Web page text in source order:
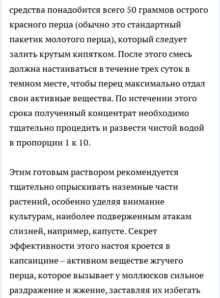
средства понадобится всего 50 граммов острого
красного перца (обычно это стандартный
пакетик молотого перца), который следует
залить крутым кипятком. После этого смесь
должна настаиваться в течение трех суток в
темном месте, чтобы перец максимально отдал
свои активные вещества. По истечении этого
срока полученный концентрат необходимо
тщательно процедить и развести чистой водой
в пропорции 1 к 10.
Этим готовым раствором рекомендуется
тщательно опрыскивать наземные части
растений, особенно уделяя внимание
культурам, наиболее подверженным атакам
слизней, например, капусте. Секрет
эффективности этого настоя кроется в
капсаицине – активном веществе жгучего
перца, которое вызывает у моллюсков сильное
раздражение и жжение, заставляя их избегать